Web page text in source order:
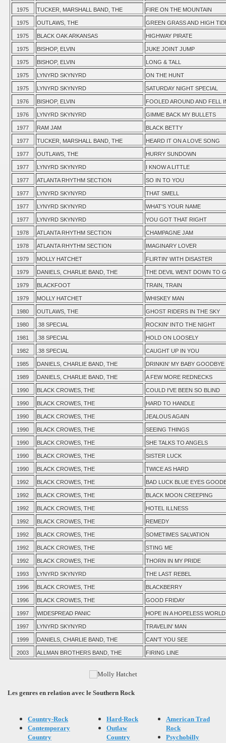
1975 TUCKER, MARSHALL BAND, THE FIRE ON THE MOUNTAIN
1975 OUTLAWS, THE GREEN GRASS AND HIGH
1975 BLACK OAK ARKANSAS HIGHWAY PIRATE
1975 BISHOP, ELVIN JUKE JOINT JUMP
1975 BISHOP, ELVIN LONG & TALL
1975 LYNYRD SKYNYRD ON THE HUNT
1975 LYNYRD SKYNYRD SATURDAY NIGHT SPECIAL
1976 BISHOP, ELVIN FOOLED AROUND AND FELL
1976 LYNYRD SKYNYRD GIMME BACK MY BULLETS
1977 RAM JAM BLACK BETTY
1977 TUCKER, MARSHALL BAND, THE HEARD IT ON A LOVE SONG
1977 OUTLAWS, THE HURRY SUNDOWN
1977 LYNYRD SKYNYRD I KNOW A LITTLE
1977 ATLANTA RHYTHM SECTION SO IN TO YOU
1977 LYNYRD SKYNYRD THAT SMELL
1977 LYNYRD SKYNYRD WHAT'S YOUR NAME
1977 LYNYRD SKYNYRD YOU GOT THAT RIGHT
1978 ATLANTA RHYTHM SECTION CHAMPAGNE JAM
1978 ATLANTA RHYTHM SECTION IMAGINARY LOVER
1979 MOLLY HATCHET FLIRTIN' WITH DISASTER
1979 DANIELS, CHARLIE BAND, THE THE DEVIL WENT DOWN TO
1979 BLACKFOOT TRAIN, TRAIN
1979 MOLLY HATCHET WHISKEY MAN
1980 OUTLAWS, THE GHOST RIDERS IN THE SKY
1980 .38 SPECIAL ROCKIN' INTO THE NIGHT
1981 .38 SPECIAL HOLD ON LOOSELY
1982 .38 SPECIAL CAUGHT UP IN YOU
1985 DANIELS, CHARLIE BAND, THE DRINKIN' MY BABY GOODBYE
1989 DANIELS, CHARLIE BAND, THE A FEW MORE REDNECKS
1990 BLACK CROWES, THE COULD I'VE BEEN SO BLIND
1990 BLACK CROWES, THE HARD TO HANDLE
1990 BLACK CROWES, THE JEALOUS AGAIN
1990 BLACK CROWES, THE SEEING THINGS
1990 BLACK CROWES, THE SHE TALKS TO ANGELS
1990 BLACK CROWES, THE SISTER LUCK
1990 BLACK CROWES, THE TWICE AS HARD
1992 BLACK CROWES, THE BAD LUCK BLUE EYES
1992 BLACK CROWES, THE BLACK MOON CREEPING
1992 BLACK CROWES, THE HOTEL ILLNESS
1992 BLACK CROWES, THE REMEDY
1992 BLACK CROWES, THE SOMETIMES SALVATION
1992 BLACK CROWES, THE STING ME
1992 BLACK CROWES, THE THORN IN MY PRIDE
1993 LYNYRD SKYNYRD THE LAST REBEL
1996 BLACK CROWES, THE BLACKBERRY
1996 BLACK CROWES, THE GOOD FRIDAY
1997 WIDESPREAD PANIC HOPE IN A HOPELESS WORLD
1997 LYNYRD SKYNYRD TRAVELIN' MAN
1999 DANIELS, CHARLIE BAND, THE CAN'T YOU SEE
2003 ALLMAN BROTHERS BAND, THE FIRING LINE
Les genres en relation avec le Southern Rock
Country-Rock
Contemporary
Country
Hard-Rock
Outlaw
Country
American Trad
Rock
Psychobilly